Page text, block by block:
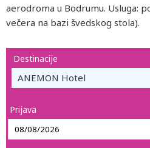
aerodroma u Bodrumu. Usluga:
večera na bazi švedskog stola).
Destinacije
ANEMON Hotel
Prijava